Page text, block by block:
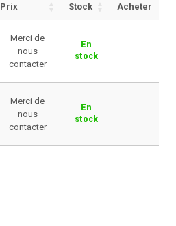
Prix Stock Acheter
Merci de
nous
contacter
En
stock
Merci de
nous
contacter
En
stock